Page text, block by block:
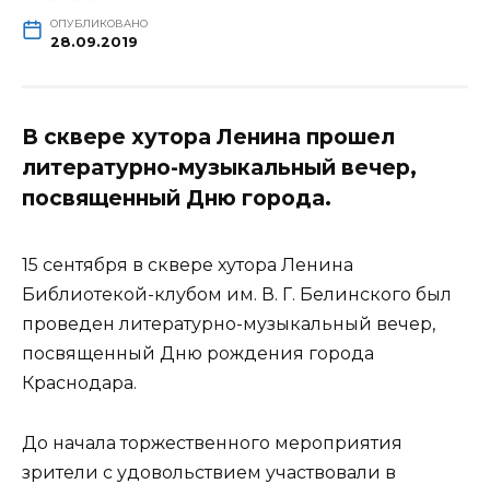
ОПУБЛИКОВАНО
28.09.2019
В сквере хутора Ленина прошел
литературно-музыкальный вечер,
посвященный Дню города.
15 сентября в сквере хутора Ленина
Библиотекой-клубом им. В. Г. Белинского был
проведен литературно-музыкальный вечер,
посвященный Дню рождения города
Краснодара.
До начала торжественного мероприятия
зрители с удовольствием участвовали в